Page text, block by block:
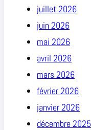
juillet 2026
juin 2026
mai 2026
avril 2026
mars 2026
février 2026
janvier 2026
décembre 2025